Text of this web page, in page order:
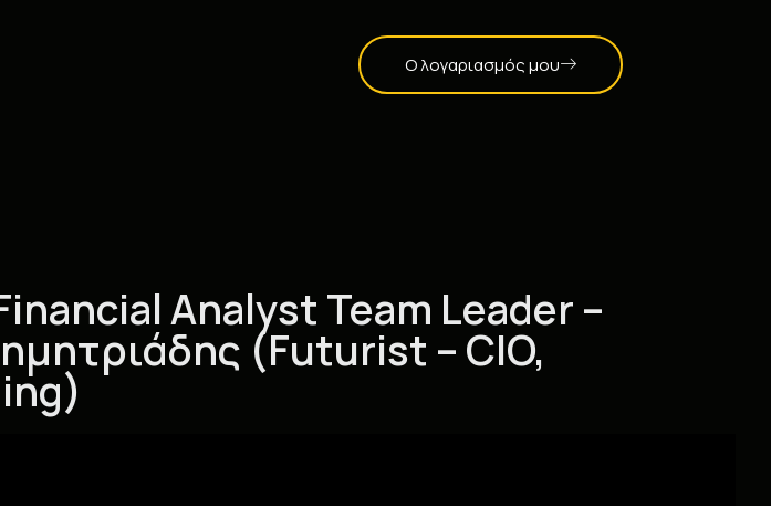
Ο λογαριασμός μου
Analyst Team Leader –
(Futurist – CIO,